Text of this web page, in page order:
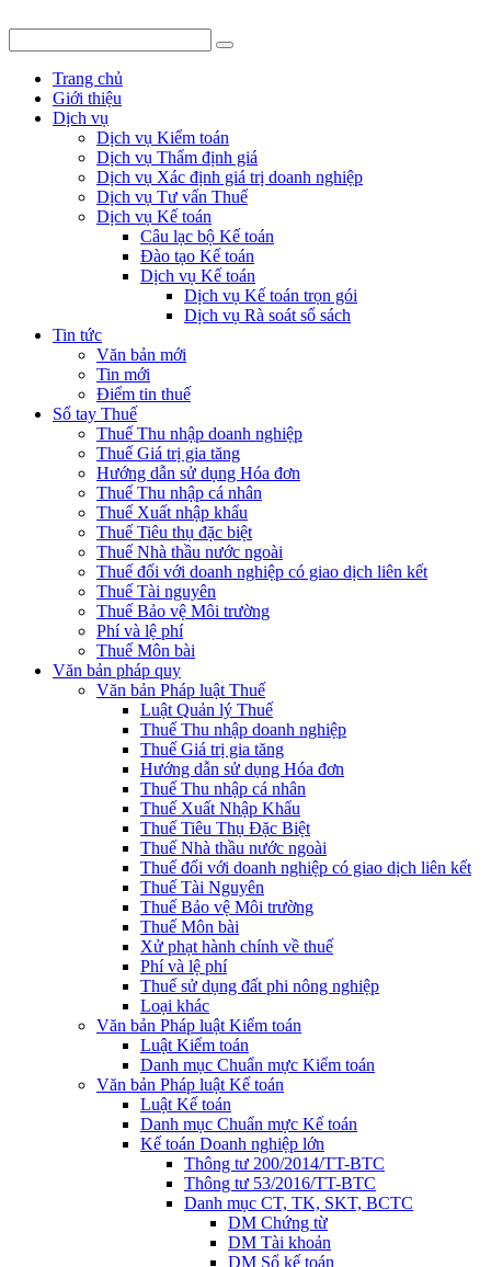
Trang chủ
Giới thiệu
Dịch vụ
Dịch vụ Kiểm toán
Dịch vụ Thẩm định giá
Dịch vụ Xác định giá trị doanh nghiệp
Dịch vụ Tư vấn Thuế
Dịch vụ Kế toán
Câu lạc bộ Kế toán
Đào tạo Kế toán
Dịch vụ Kế toán
Dịch vụ Kế toán trọn gói
Dịch vụ Rà soát sổ sách
Tin tức
Văn bản mới
Tin mới
Điểm tin thuế
Sổ tay Thuế
Thuế Thu nhập doanh nghiệp
Thuế Giá trị gia tăng
Hướng dẫn sử dụng Hóa đơn
Thuế Thu nhập cá nhân
Thuế Xuất nhập khẩu
Thuế Tiêu thụ đặc biệt
Thuế Nhà thầu nước ngoài
Thuế đối với doanh nghiệp có giao dịch liên kết
Thuế Tài nguyên
Thuế Bảo vệ Môi trường
Phí và lệ phí
Thuế Môn bài
Văn bản pháp quy
Văn bản Pháp luật Thuế
Luật Quản lý Thuế
Thuế Thu nhập doanh nghiệp
Thuế Giá trị gia tăng
Hướng dẫn sử dụng Hóa đơn
Thuế Thu nhập cá nhân
Thuế Xuất Nhập Khẩu
Thuế Tiêu Thụ Đặc Biệt
Thuế Nhà thầu nước ngoài
Thuế đối với doanh nghiệp có giao dịch liên kết
Thuế Tài Nguyên
Thuế Bảo vệ Môi trường
Thuế Môn bài
Xử phạt hành chính về thuế
Phí và lệ phí
Thuế sử dụng đất phi nông nghiệp
Loại khác
Văn bản Pháp luật Kiểm toán
Luật Kiểm toán
Danh mục Chuẩn mực Kiểm toán
Văn bản Pháp luật Kế toán
Luật Kế toán
Danh mục Chuẩn mực Kế toán
Kế toán Doanh nghiệp lớn
Thông tư 200/2014/TT-BTC
Thông tư 53/2016/TT-BTC
Danh mục CT, TK, SKT, BCTC
DM Chứng từ
DM Tài khoản
DM Sổ kế toán